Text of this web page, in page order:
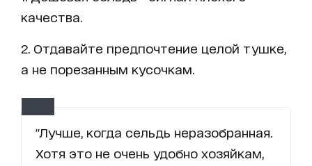
качества.
2. Отдавайте предпочтение целой тушке,
а не порезанным кусочкам.
"Лучше, когда сельдь неразобранная.
Хотя это не очень удобно хозяйкам,